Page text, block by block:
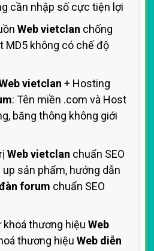
cần nhập số cực tiện lợi
Web vietclan chống
MD5 không có chế độ
vietclan + Hosting
: Tên miền .com và Host
băng thông không giới
Web vietclan chuẩn SEO
sản phẩm, hướng dẫn
forum chuẩn SEO
khoá thương hiệu Web
thương hiệu Web diễn